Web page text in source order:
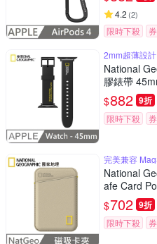
4.2 (2)
限時下殺
券
2mm超薄設計
National
膠錶帶
$882 9折
限時下殺 券
完美兼容
National
afe Card
$702 9折
限時下殺 券